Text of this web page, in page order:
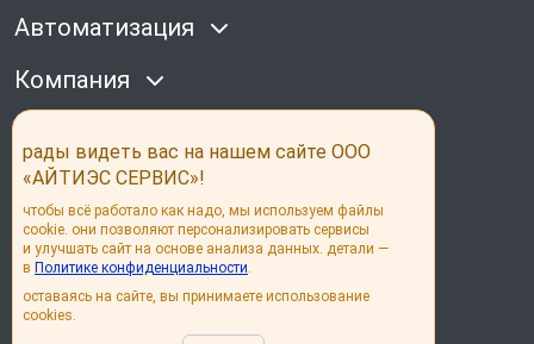
Автоматизация
Компания
Наши соц сети
© its group 2026
Политика конфиденциальности
рады видеть вас на нашем сайте ООО
«АЙТИЭС СЕРВИС»!
чтобы всё работало как надо, мы используем файлы
cookie. они позволяют персонализировать сервисы
и улучшать сайт на основе анализа данных. детали —
в Политике конфиденциальности.
оставаясь на сайте, вы принимаете использование
cookies.